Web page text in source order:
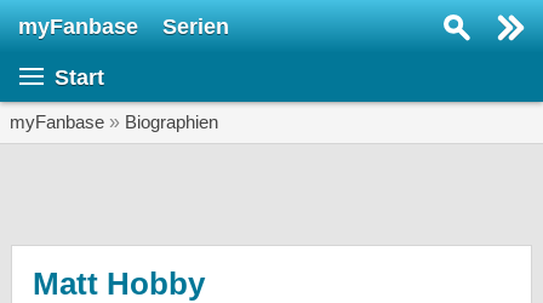
myFanbase Serien
Start
myFanbase » Biographien
Matt Hobby